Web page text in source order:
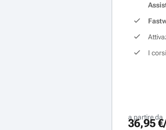
I
a partire da
36,95